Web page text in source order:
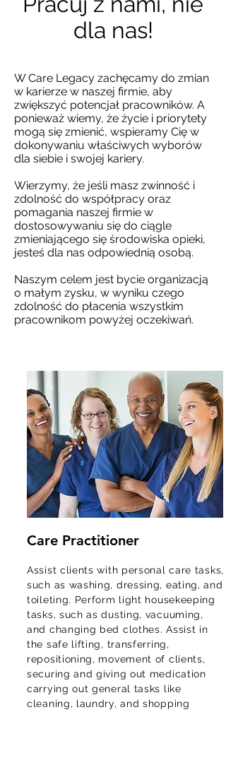
dla nas!
W Care Legacy zachęcamy do zmian
w karierze w naszej firmie, aby
zwiększyć potencjał pracowników. A
ponieważ wiemy, że życie i priorytety
mogą się zmienić, wspieramy Cię w
dokonywaniu właściwych wyborów
dla siebie i swojej kariery.
Wierzymy, że jeśli masz zwinność i
zdolność do współpracy oraz
pomagania naszej firmie w
dostosowywaniu się do ciągle
zmieniającego się środowiska opieki,
jesteś dla nas odpowiednią osobą.
Naszym celem jest bycie organizacją
o małym zysku, w wyniku czego
zdolność do płacenia wszystkim
pracownikom powyżej oczekiwań.
Care Practitioner
Assist clients with personal care tasks,
such as washing, dressing, eating, and
toileting. Perform light housekeeping
tasks, such as dusting, vacuuming,
and changing bed clothes. Assist in
the safe lifting, transferring,
repositioning, movement of clients,
securing and giving out medication
carrying out general tasks like
cleaning, laundry, and shopping